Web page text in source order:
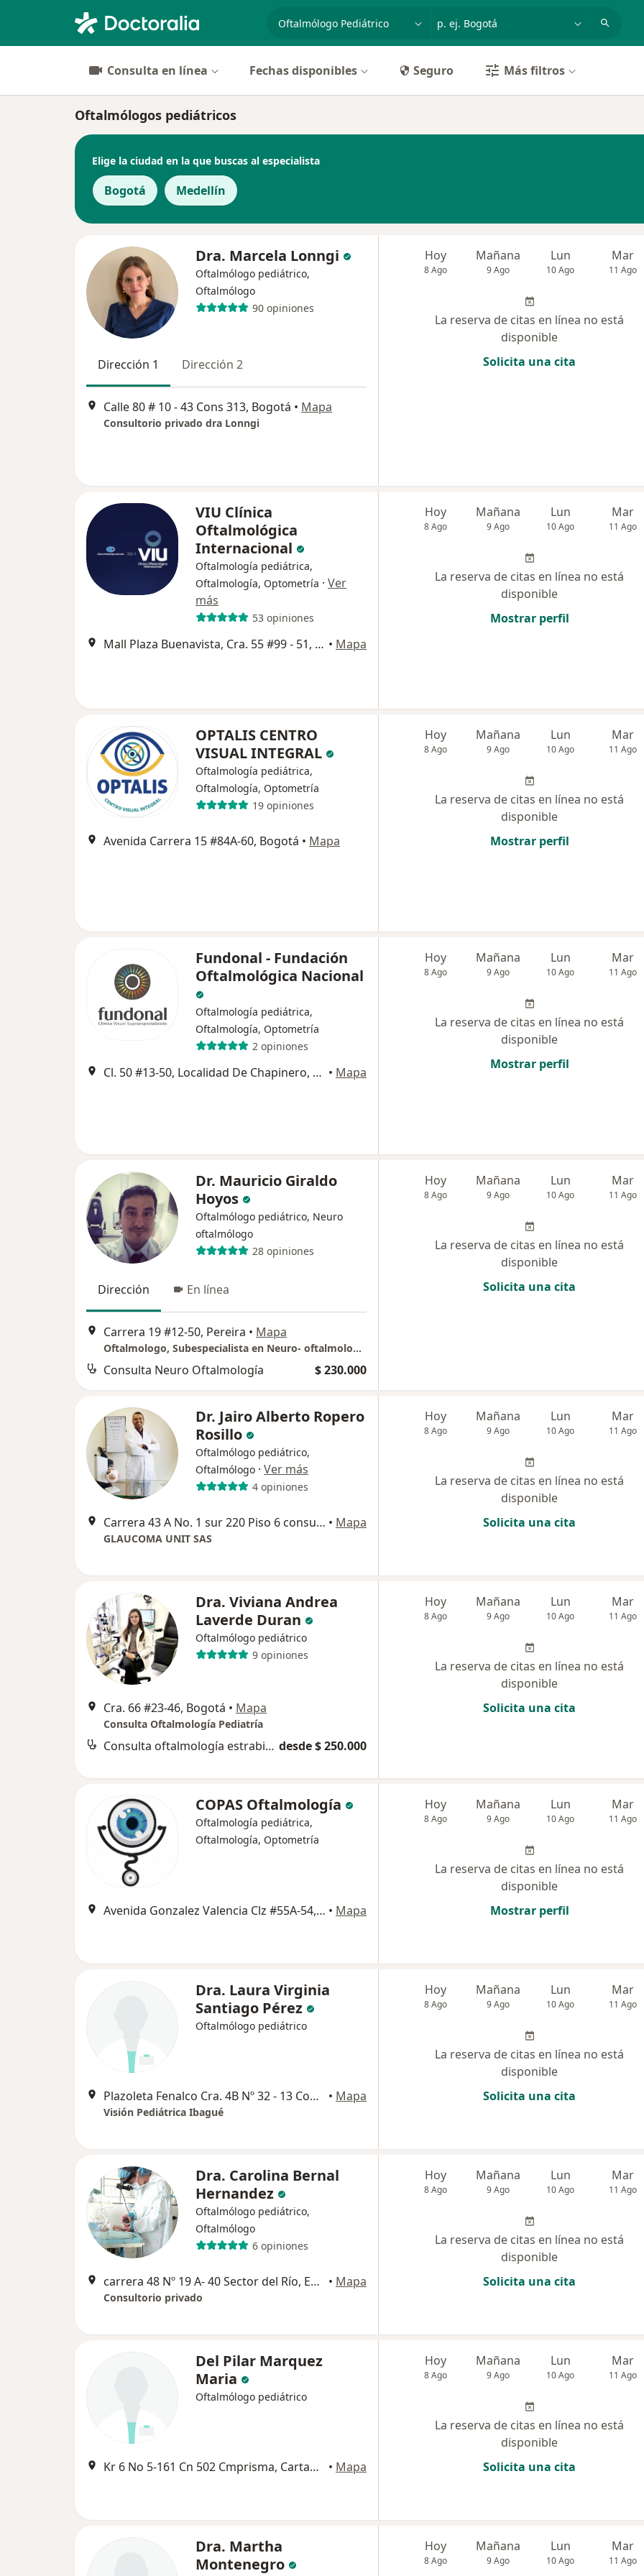
especialidad, enfermedad o nombrep. ej. Bogotá
Consulta en línea Fechas disponibles Seguro Más filtros
Oftalmólogos pediátricos
Elige la ciudad en la que buscas al especialista
Bogotá Medellín
Dra. Marcela Lonngi
Oftalmólogo pediátrico,
Oftalmólogo
90 opiniones
Dirección 1 Dirección 2
Calle 80 # 10 - 43 Cons 313, Bogotá • Mapa
Consultorio privado dra Lonngi
Hoy
8 Ago
Mañana
9 Ago
Lun
10 Ago
Mar
11 Ago
La reserva de citas en línea no está
disponible
Solicita una cita
VIU Clínica
Oftalmológica
Internacional
Oftalmología pediátrica,
Oftalmología, Optometría · Ver
más
53 opiniones
Mall Plaza Buenavista, Cra. 55 #99 - 51, Riomar, Barranquilla • Mapa
Hoy
8 Ago
Mañana
9 Ago
Lun
10 Ago
Mar
11 Ago
La reserva de citas en línea no está
disponible
Mostrar perfil
OPTALIS CENTRO
VISUAL INTEGRAL
Oftalmología pediátrica,
Oftalmología, Optometría
19 opiniones
Avenida Carrera 15 #84A-60, Bogotá • Mapa
Hoy
8 Ago
Mañana
9 Ago
Lun
10 Ago
Mar
11 Ago
La reserva de citas en línea no está
disponible
Mostrar perfil
Fundonal - Fundación
Oftalmológica Nacional
Oftalmología pediátrica,
Oftalmología, Optometría
2 opiniones
Cl. 50 #13-50, Localidad De Chapinero, Bogotá, Bogotá • Mapa
Hoy
8 Ago
Mañana
9 Ago
Lun
10 Ago
Mar
11 Ago
La reserva de citas en línea no está
disponible
Mostrar perfil
Dr. Mauricio Giraldo
Hoyos
Oftalmólogo pediátrico, Neuro
oftalmólogo
28 opiniones
Dirección En línea
Carrera 19 #12-50, Pereira • Mapa
Oftalmologo, Subespecialista en Neuro- oftalmologia
Consulta Neuro Oftalmología $ 230.000
Hoy
8 Ago
Mañana
9 Ago
Lun
10 Ago
Mar
11 Ago
La reserva de citas en línea no está
disponible
Solicita una cita
Dr. Jairo Alberto Ropero
Rosillo
Oftalmólogo pediátrico,
Oftalmólogo · Ver más
4 opiniones
Carrera 43 A No. 1 sur 220 Piso 6 consultorio 604 Edificio Porvenir Sector Milla de Oro, Medellín • Mapa
GLAUCOMA UNIT SAS
Hoy
8 Ago
Mañana
9 Ago
Lun
10 Ago
Mar
11 Ago
La reserva de citas en línea no está
disponible
Solicita una cita
Dra. Viviana Andrea
Laverde Duran
Oftalmólogo pediátrico
9 opiniones
Cra. 66 #23-46, Bogotá • Mapa
Consulta Oftalmología Pediatría
Consulta oftalmología estrabismo desde $ 250.000
Hoy
8 Ago
Mañana
9 Ago
Lun
10 Ago
Mar
11 Ago
La reserva de citas en línea no está
disponible
Solicita una cita
COPAS Oftalmología
Oftalmología pediátrica,
Oftalmología, Optometría
Avenida Gonzalez Valencia Clz #55A-54, Edificio Dektower, Consultorio 703, Bucaramanga • Mapa
Hoy
8 Ago
Mañana
9 Ago
Lun
10 Ago
Mar
11 Ago
La reserva de citas en línea no está
disponible
Mostrar perfil
Dra. Laura Virginia
Santiago Pérez
Oftalmólogo pediátrico
Plazoleta Fenalco Cra. 4B Nº 32 - 13 Consultorio 5 Ibagué Tolima Colombia, Ibagué • Mapa
Visión Pediátrica Ibagué
Hoy
8 Ago
Mañana
9 Ago
Lun
10 Ago
Mar
11 Ago
La reserva de citas en línea no está
disponible
Solicita una cita
Dra. Carolina Bernal
Hernandez
Oftalmólogo pediátrico,
Oftalmólogo
6 opiniones
carrera 48 Nº 19 A- 40 Sector del Río, Edificio Torrre Médica , consultorio 1424, Medellín • Mapa
Consultorio privado
Hoy
8 Ago
Mañana
9 Ago
Lun
10 Ago
Mar
11 Ago
La reserva de citas en línea no está
disponible
Solicita una cita
Del Pilar Marquez
Maria
Oftalmólogo pediátrico
Kr 6 No 5-161 Cn 502 Cmprisma, Cartagena • Mapa
Hoy
8 Ago
Mañana
9 Ago
Lun
10 Ago
Mar
11 Ago
La reserva de citas en línea no está
disponible
Solicita una cita
Dra. Martha
Montenegro
Hoy
8 Ago
Mañana
9 Ago
Lun
10 Ago
Mar
11 Ago